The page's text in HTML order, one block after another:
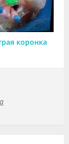
коронка